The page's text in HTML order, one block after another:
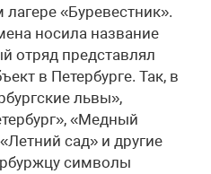
«Буревестник».
носила название
отряд представлял
в Петербурге. Так, в
львы»,
«Медный
сад» и другие
символы